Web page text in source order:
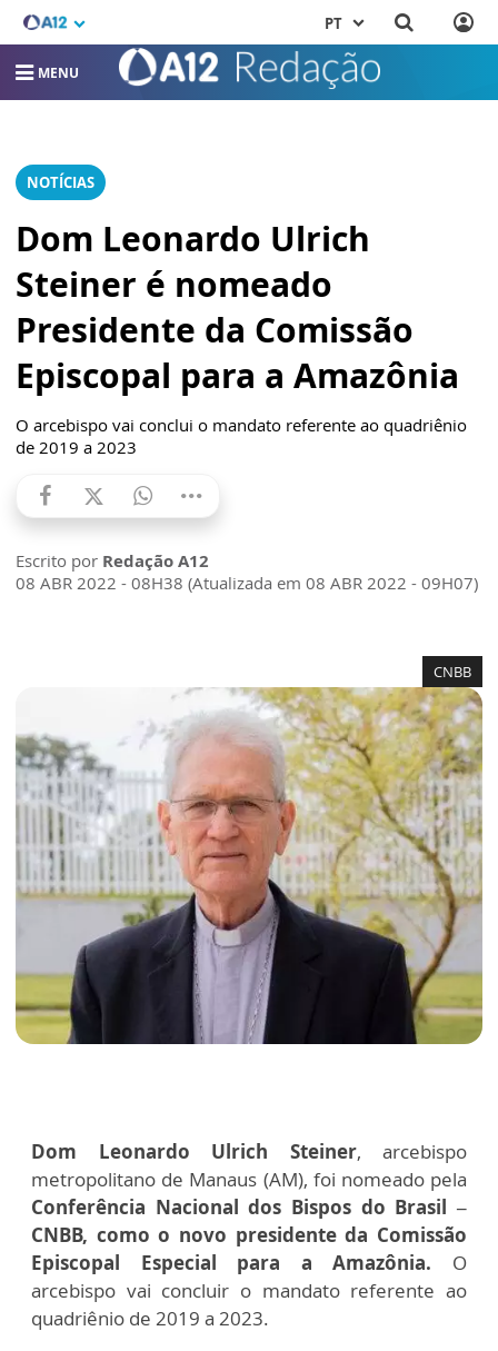
PT
MENU
NOTÍCIAS
Dom Leonardo Ulrich
Steiner é nomeado
Presidente da Comissão
Episcopal para a Amazônia
O arcebispo vai conclui o mandato referente ao quadriênio
de 2019 a 2023
Escrito por Redação A12
08 ABR 2022 - 08H38 (Atualizada em 08 ABR 2022 - 09H07)
CNBB
Dom Leonardo Ulrich Steiner, arcebispo
metropolitano de Manaus (AM), foi nomeado pela
Conferência Nacional dos Bispos do Brasil –
CNBB, como o novo presidente da Comissão
Episcopal Especial para a Amazônia. O
arcebispo vai concluir o mandato referente ao
quadriênio de 2019 a 2023.